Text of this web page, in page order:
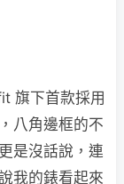
旗下首款採用
八角邊框的不
是沒話說，連
我的錶看起來